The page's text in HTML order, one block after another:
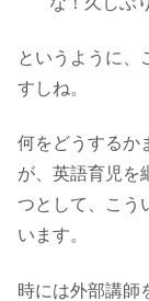
というように、
すしね。
何をどうするか
が、英語育児を
つとして、こう
います。
時には外部講師